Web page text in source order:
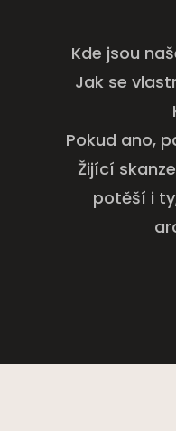
Kde jsou
Jak se
Pokud ano,
Žijící
potěší i